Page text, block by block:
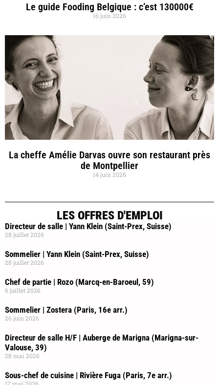
Le guide Fooding Belgique : c’est 130000€
16 juin 2026
La cheffe Amélie Darvas ouvre son restaurant près
de Montpellier
14 juin 2026
LES OFFRES D'EMPLOI
Directeur de salle | Yann Klein (Saint-Prex, Suisse)
28 juillet 2026
Sommelier | Yann Klein (Saint-Prex, Suisse)
28 juillet 2026
Chef de partie | Rozo (Marcq-en-Baroeul, 59)
6 juillet 2026
Sommelier | Zostera (Paris, 16e arr.)
26 juin 2026
Directeur de salle H/F | Auberge de Marigna (Marigna-sur-
Valouse, 39)
28 mai 2026
Sous-chef de cuisine | Rivière Fuga (Paris, 7e arr.)
17 mai 2026